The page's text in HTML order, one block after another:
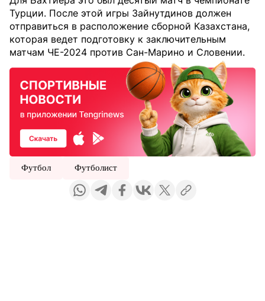
Турции. После этой игры Зайнутдинов должен
отправиться в расположение сборной Казахстана,
которая ведет подготовку к заключительным
матчам ЧЕ-2024 против Сан-Марино и Словении.
Футбол Футболист